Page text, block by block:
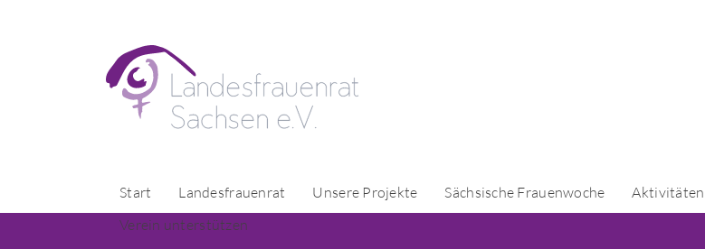
Start Landesfrauenrat Unsere Projekte Sächsische Frauenwoche Aktivitäten
Verein unterstützen